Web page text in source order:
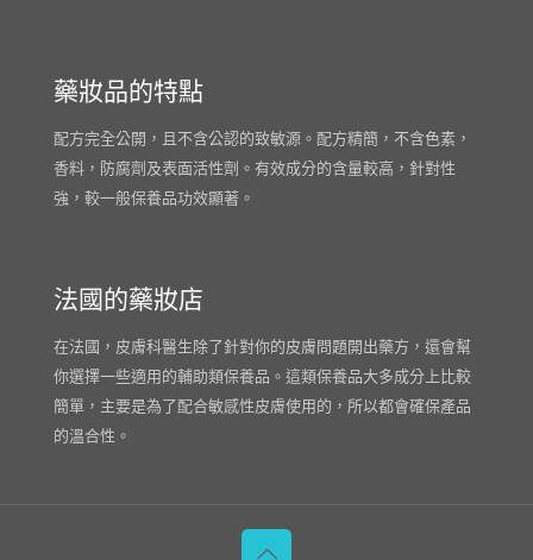
藥妝品的特點
配方完全公開，且不含公認的致敏源。配方精簡，不含色素，
香料，防腐劑及表面活性劑。有效成分的含量較高，針對性
強，較一般保養品功效顯著。
法國的藥妝店
在法國，皮膚科醫生除了針對你的皮膚問題開出藥方，還會幫
你選擇一些適用的輔助類保養品。這類保養品大多成分上比較
簡單，主要是為了配合敏感性皮膚使用的，所以都會確保產品
的溫合性。